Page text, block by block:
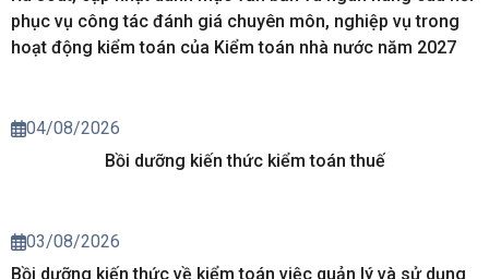
Rà soát, cập nhật danh mục văn bản và ngân hàng câu hỏi
phục vụ công tác đánh giá chuyên môn, nghiệp vụ trong
04/08/2026